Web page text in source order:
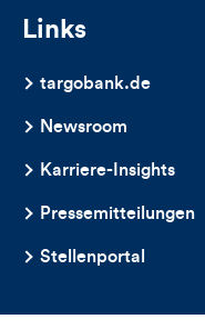
Links
targobank.de
Newsroom
Karriere-Insights
Pressemitteilungen
Stellenportal